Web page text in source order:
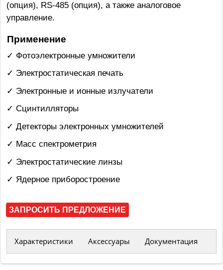
(опция), RS-485 (опция), а также аналоговое
управление.
Применение
✓ Фотоэлектронные умножители
✓ Электростатическая печать
✓ Электронные и ионные излучатели
✓ Сцинтилляторы
✓ Детекторы электронных умножителей
✓ Масс спектрометрия
✓ Электростатические линзы
✓ Ядерное приборостроение
ЗАПРОСИТЬ ПРЕДЛОЖЕНИЕ
Характеристики Аксессуары Документация